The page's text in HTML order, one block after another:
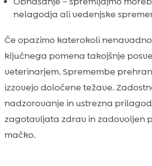
nelagodja ali vedenjske
Če opazimo katerokoli
ključnega pomena takojšnje
veterinarjem. Spremembe
izzovejo določene težave.
nadzorovanje in ustrezna
zagotavljata zdrav in zadovoljen
mačko.